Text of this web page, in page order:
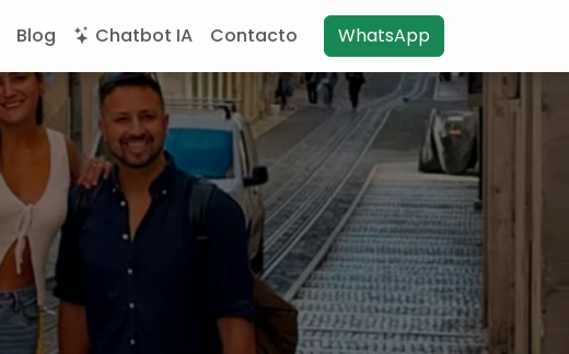
Blog Chatbot IA Contacto WhatsApp